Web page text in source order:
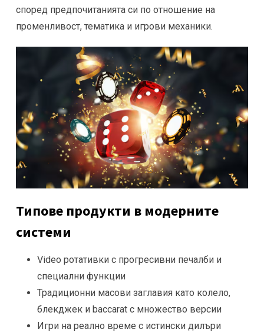
според предпочитанията си по отношение на
променливост, тематика и игрови механики.
Типове продукти в модерните
системи
Video ротативки с прогресивни печалби и
специални функции
Традиционни масови заглавия като колело,
блекджек и baccarat с множество версии
Игри на реално време с истински дилъри